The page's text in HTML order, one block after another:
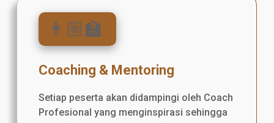
👨🏼‍🏫
Coaching & Mentoring
Setiap peserta akan didampingi oleh Coach
Profesional yang menginspirasi sehingga